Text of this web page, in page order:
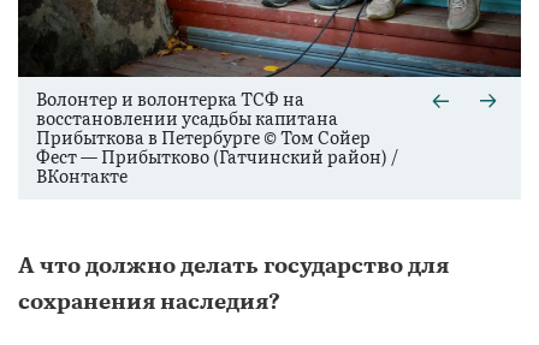
Волонтер и волонтерка ТСФ на
восстановлении усадьбы капитана
Прибыткова в Петербурге © Том Сойер
Фест — Прибытково (Гатчинский район) /
ВКонтакте
А что должно делать государство для
сохранения наследия?